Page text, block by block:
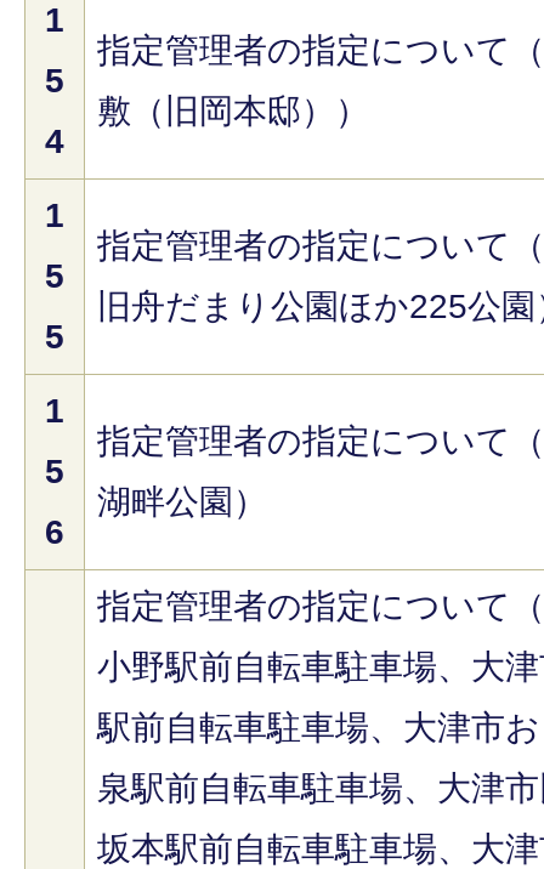
1
5
4
指定管理者の指定について
敷（旧岡本邸））
1
5
5
指定管理者の指定について
旧舟だまり公園ほか225公園
1
5
6
指定管理者の指定について
湖畔公園）
指定管理者の指定について
小野駅前自転車駐車場、大
駅前自転車駐車場、大津市
泉駅前自転車駐車場、大津
坂本駅前自転車駐車場、大